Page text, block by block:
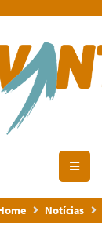
Notícias